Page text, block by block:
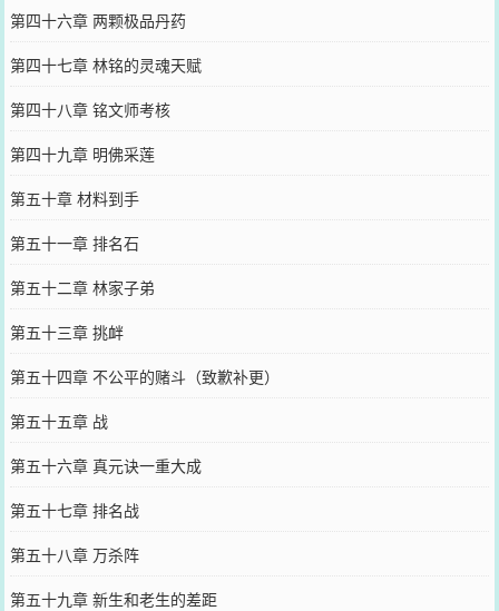
第四十六章 两颗极品丹药
第四十七章 林铭的灵魂天赋
第四十八章 铭文师考核
第四十九章 明佛采莲
第五十章 材料到手
第五十一章 排名石
第五十二章 林家子弟
第五十三章 挑衅
第五十四章 不公平的赌斗（致歉补更）
第五十五章 战
第五十六章 真元诀一重大成
第五十七章 排名战
第五十八章 万杀阵
第五十九章 新生和老生的差距